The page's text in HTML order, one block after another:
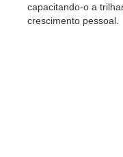
capacitando-o a
crescimento pessoal.